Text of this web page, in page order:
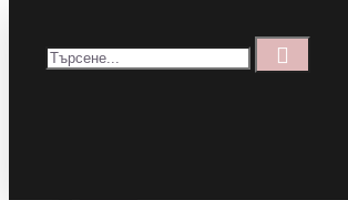
Кошница